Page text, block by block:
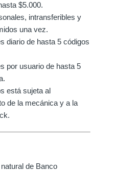
$5.000.
intransferibles y
una vez.
diario de hasta 5 códigos
por usuario de hasta 5
está sujeta al
de la mecánica y a la
de Banco